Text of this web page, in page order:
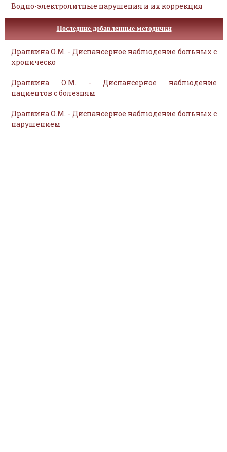
Водно-электролитные нарушения и их коррекция
Последние добавленные методички
Драпкина О.М. - Диспансерное наблюдение больных с
хроническо
Драпкина О.М. - Диспансерное наблюдение
пациентов с болезням
Драпкина О.М. - Диспансерное наблюдение больных с
нарушением